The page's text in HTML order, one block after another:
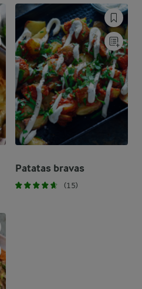
Patatas bravas
(15)